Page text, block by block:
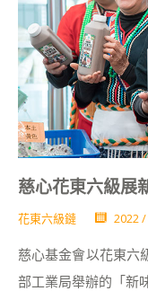
慈心花東六級展
花東六級鏈 2022
慈心基金會以花東六
部工業局舉辦的「新